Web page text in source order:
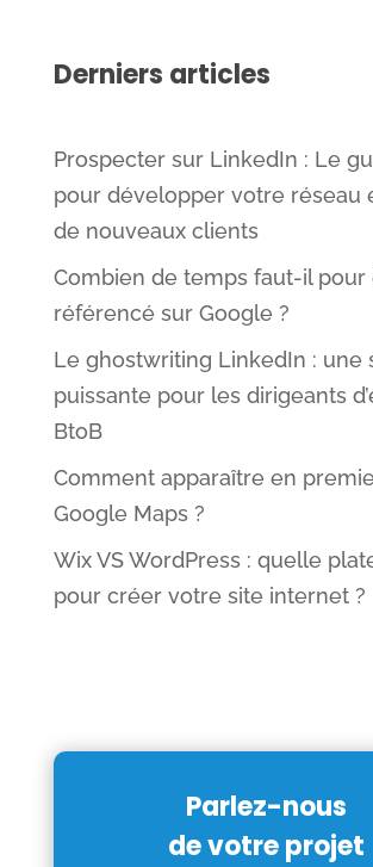
Derniers articles
Prospecter sur LinkedIn : Le
pour développer votre réseau
de nouveaux clients
Combien de temps faut-il pour
référencé sur Google ?
Le ghostwriting LinkedIn : une
puissante pour les dirigeants
BtoB
Comment apparaître en
Google Maps ?
Wix VS WordPress : quelle
pour créer votre site internet ?
Parlez-nous
de votre projet